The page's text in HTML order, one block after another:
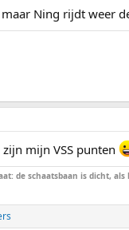
Ning rijdt weer
mijn VSS punten
de schaatsbaan is dicht, als